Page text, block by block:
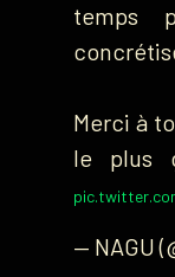
temps
Merci à
le plus
— NAGU